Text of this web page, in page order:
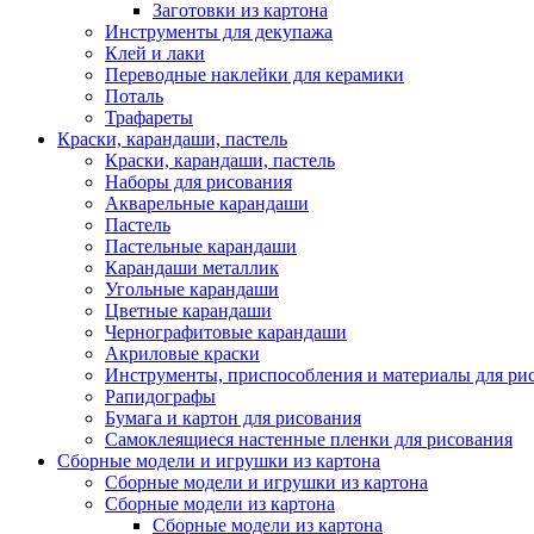
Заготовки из картона
Инструменты для декупажа
Клей и лаки
Переводные наклейки для керамики
Поталь
Трафареты
Краски, карандаши, пастель
Краски, карандаши, пастель
Наборы для рисования
Акварельные карандаши
Пастель
Пастельные карандаши
Карандаши металлик
Угольные карандаши
Цветные карандаши
Чернографитовые карандаши
Акриловые краски
Инструменты, приспособления и материалы для
Рапидографы
Бумага и картон для рисования
Самоклеящиеся настенные пленки для рисования
Сборные модели и игрушки из картона
Сборные модели и игрушки из картона
Сборные модели из картона
Сборные модели из картона